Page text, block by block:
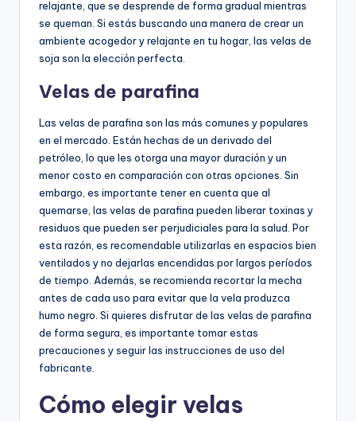
relajante, que se desprende de forma gradual mientras
se queman. Si estás buscando una manera de crear un
ambiente acogedor y relajante en tu hogar, las velas de
soja son la elección perfecta.
Velas de parafina
Las velas de parafina son las más comunes y populares
en el mercado. Están hechas de un derivado del
petróleo, lo que les otorga una mayor duración y un
menor costo en comparación con otras opciones. Sin
embargo, es importante tener en cuenta que al
quemarse, las velas de parafina pueden liberar toxinas y
residuos que pueden ser perjudiciales para la salud. Por
esta razón, es recomendable utilizarlas en espacios bien
ventilados y no dejarlas encendidas por largos períodos
de tiempo. Además, se recomienda recortar la mecha
antes de cada uso para evitar que la vela produzca
humo negro. Si quieres disfrutar de las velas de parafina
de forma segura, es importante tomar estas
precauciones y seguir las instrucciones de uso del
fabricante.
Cómo elegir velas